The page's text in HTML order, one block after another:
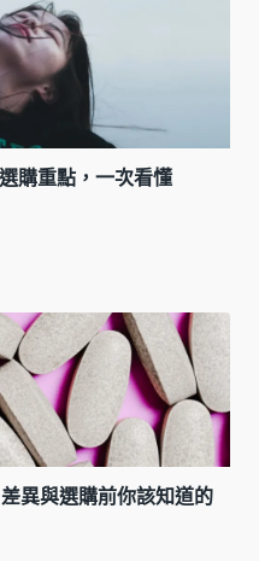
購重點，一次看懂
異與選購前你該知道的